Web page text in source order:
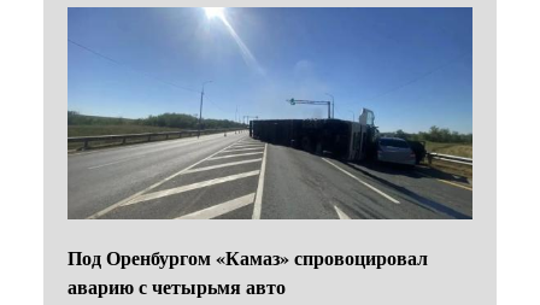
Под Оренбургом «Камаз» спровоцировал
аварию с четырьмя авто